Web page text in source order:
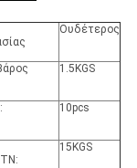
Ουδέτερος
1.5KGS
10pcs
15KGS